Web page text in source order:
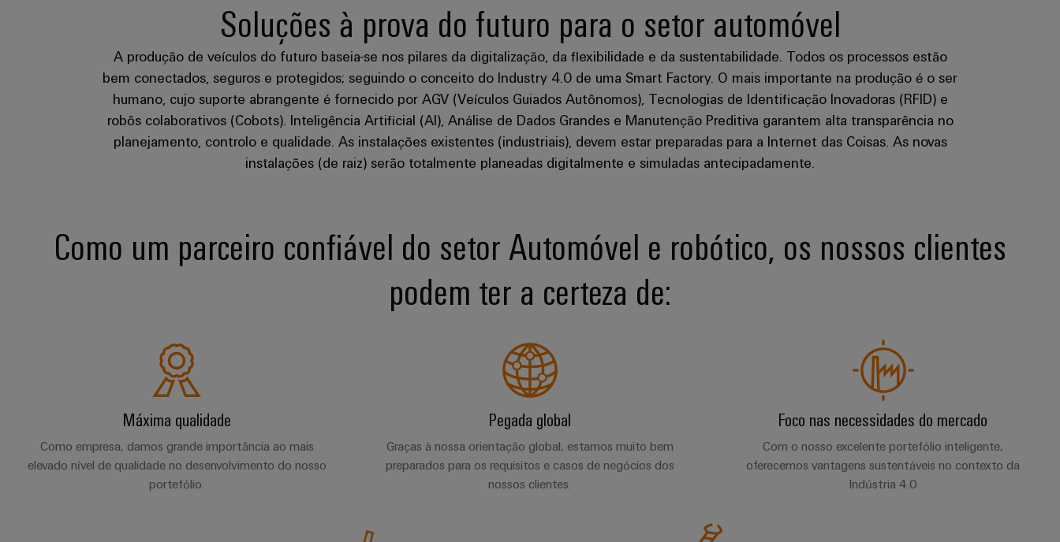
Soluções à prova do futuro para o setor automóvel
A produção de veículos do futuro baseia-se nos pilares da digitalização, da flexibilidade e da sustentabilidade. Todos os processos estão
bem conectados, seguros e protegidos; seguindo o conceito do Industry 4.0 de uma Smart Factory. O mais importante na produção é o ser
humano, cujo suporte abrangente é fornecido por AGV (Veículos Guiados Autônomos), Tecnologias de Identificação Inovadoras (RFID) e
robôs colaborativos (Cobots). Inteligência Artificial (AI), Análise de Dados Grandes e Manutenção Preditiva garantem alta transparência no
planejamento, controlo e qualidade. As instalações existentes (industriais), devem estar preparadas para a Internet das Coisas. As novas
instalações (de raiz) serão totalmente planeadas digitalmente e simuladas antecipadamente.
Como um parceiro confiável do setor Automóvel e robótico, os nossos clientes
podem ter a certeza de:
Máxima qualidade
Como empresa, damos grande importância ao mais
elevado nível de qualidade no desenvolvimento do nosso
portefólio.
Pegada global
Graças à nossa orientação global, estamos muito bem
preparados para os requisitos e casos de negócios dos
nossos clientes.
Foco nas necessidades do mercado
Com o nosso excelente portefólio inteligente,
oferecemos vantagens sustentáveis no contexto da
Indústria 4.0